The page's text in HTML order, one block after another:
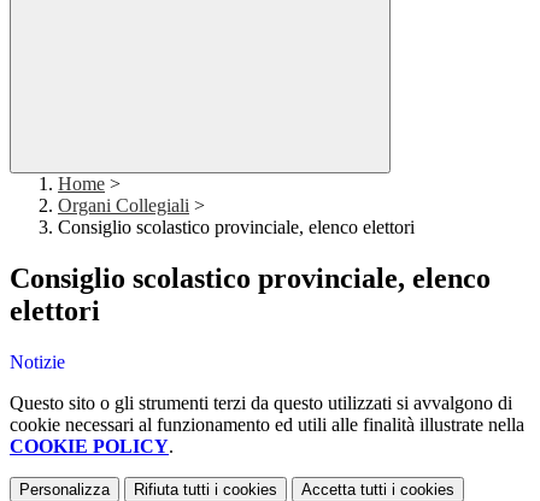
Home >
Organi Collegiali >
Consiglio scolastico provinciale, elenco elettori
Consiglio scolastico provinciale, elenco
elettori
Notizie
Questo sito o gli strumenti terzi da questo utilizzati si avvalgono di
cookie necessari al funzionamento ed utili alle finalità illustrate nella
COOKIE POLICY.
Personalizza Rifiuta tutti i cookies Accetta tutti i cookies